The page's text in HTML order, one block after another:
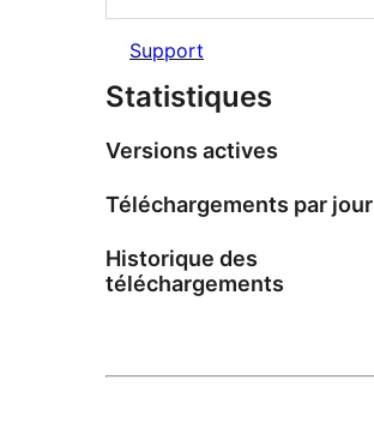
Support
Statistiques
Versions actives
Téléchargements par jour
Historique des
téléchargements